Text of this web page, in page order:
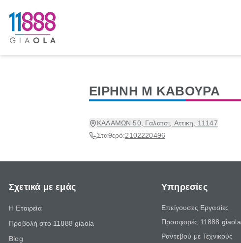
ΕΙΡΗΝΗ Μ ΚΑΒΟΥΡΑ
ΚΑΛΑΜΩΝ 50, Γαλατσι, Αττικη, 11147
Σταθερό:2102220496
Σχετικά με εμάς
Η Εταιρεία
Προβολή στο 11888 giaola
Blog
Υπηρεσίες
Επείγουσες Εργασίες
Προσφορές 11888 giaola
Ραντεβού με Τεχνικούς